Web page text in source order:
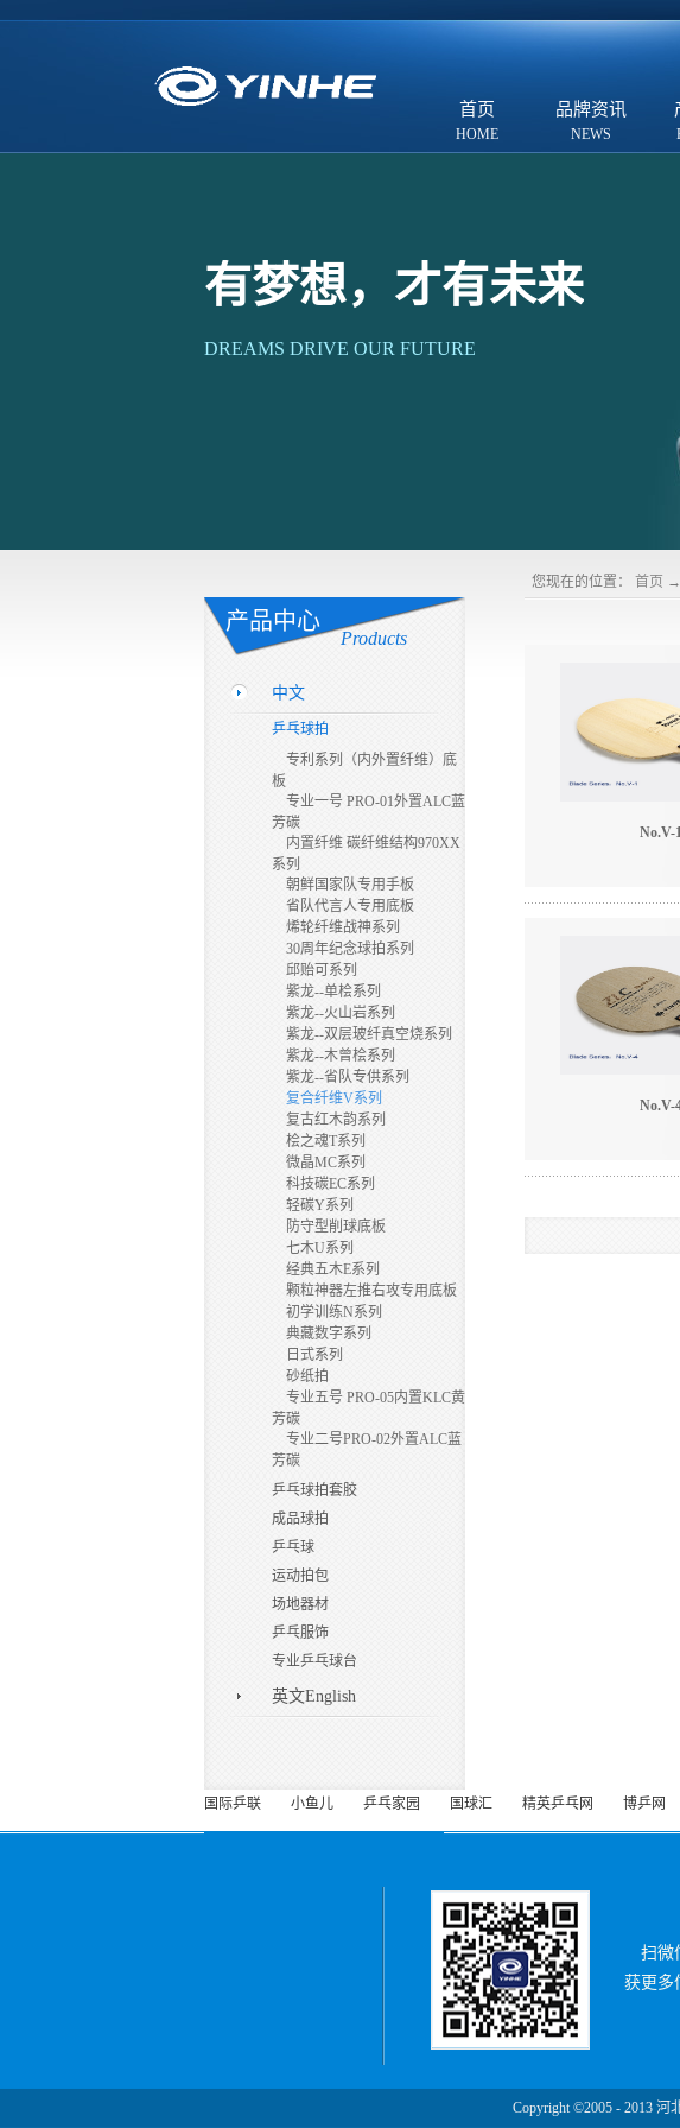
首页 品牌资讯
有梦想，才有未来
DREAMS DRIVE OUR FUTURE
产品中心
Products
中文
乒乓球拍
专利系列（内外置纤维）底
板
专业一号 PRO-01外置ALC蓝
芳碳
内置纤维 碳纤维结构970XX
系列
朝鲜国家队专用手板
省队代言人专用底板
烯轮纤维战神系列
30周年纪念球拍系列
邱贻可系列
紫龙--单桧系列
紫龙--火山岩系列
紫龙--双层玻纤真空烧系列
紫龙--木曾桧系列
紫龙--省队专供系列
复合纤维V系列
复古红木韵系列
桧之魂T系列
微晶MC系列
科技碳EC系列
轻碳Y系列
防守型削球底板
七木U系列
经典五木E系列
颗粒神器左推右攻专用底板
初学训练N系列
典藏数字系列
日式系列
砂纸拍
专业五号 PRO-05内置KLC黄
芳碳
专业二号PRO-02外置ALC蓝
芳碳
乒乓球拍套胶
成品球拍
乒乓球
运动拍包
场地器材
乒乓服饰
专业乒乓球台
英文English
您现在的位置： 首页 →
No.V-
No.V-
国际乒联 小鱼儿 乒乓家园 国球汇 精英乒乓网 博乒网
扫微
获更多
Copyright ©2005 - 2013 河